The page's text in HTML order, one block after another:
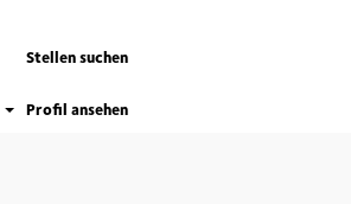
Stellen suchen
Profil ansehen